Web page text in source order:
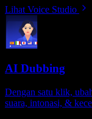
Lihat Voice Studio
AI Dubbing
Dengan satu klik,
suara, intonasi, &